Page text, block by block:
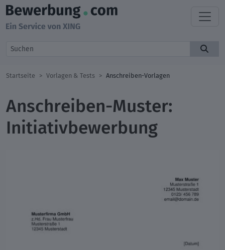
Startseite Vorlagen & Tests Anschreiben-Vorlagen
Anschreiben-Muster:
Initiativbewerbung